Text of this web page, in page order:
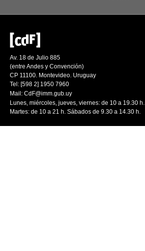
Av. 18 de Julio 885
(entre Andes y Convención)
CP 11100. Montevideo. Uruguay
Tel: [598 2] 1950 7960
Mail: CdF@imm.gub.uy
Lunes, miércoles, jueves, viernes: de 10 a 19.30 h.
Martes: de 10 a 21 h. Sábados de 9.30 a 14.30 h.